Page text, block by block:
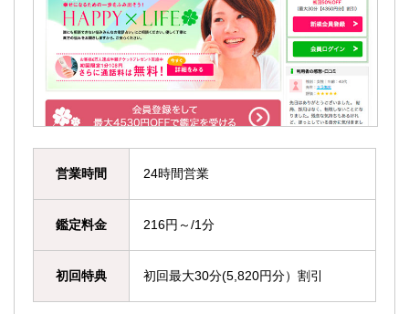
営業時間 24時間営業
鑑定料金 216円～/1分
初回特典 初回最大30分(5,820円分）割引